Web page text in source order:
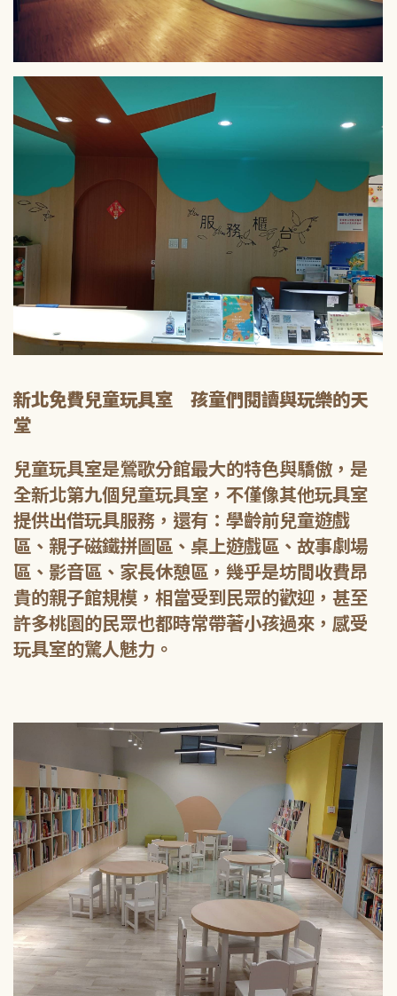
新北免費兒童玩具室 孩童們閱讀與玩樂的天
堂
兒童玩具室是鶯歌分館最大的特色與驕傲，是
全新北第九個兒童玩具室，不僅像其他玩具室
提供出借玩具服務，還有：學齡前兒童遊戲
區、親子磁鐵拼圖區、桌上遊戲區、故事劇場
區、影音區、家長休憩區，幾乎是坊間收費昂
貴的親子館規模，相當受到民眾的歡迎，甚至
許多桃園的民眾也都時常帶著小孩過來，感受
玩具室的驚人魅力。